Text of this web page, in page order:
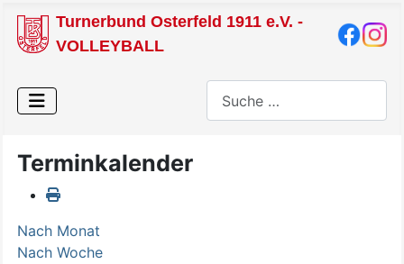
Turnerbund Osterfeld 1911 e.V. -
VOLLEYBALL
Terminkalender
Nach Monat
Nach Woche